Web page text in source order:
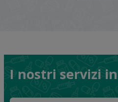
I nostri servizi